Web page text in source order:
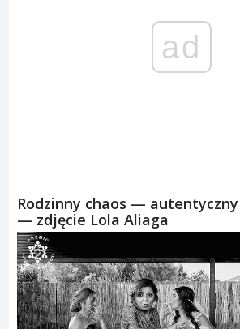
ad
Rodzinny chaos —
— zdjęcie Lola Aliaga